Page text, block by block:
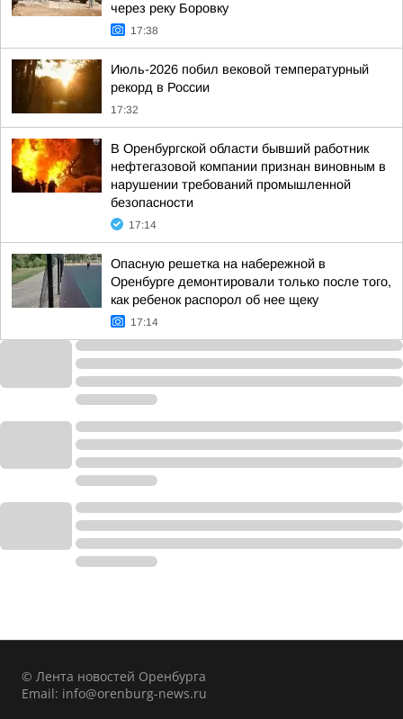
через реку Боровку
17:38
Июль-2026 побил вековой температурный
рекорд в России
17:32
В Оренбургской области бывший работник
нефтегазовой компании признан виновным в
нарушении требований промышленной
безопасности
17:14
Опасную решетка на набережной в
Оренбурге демонтировали только после того,
как ребенок распорол об нее щеку
17:14
© Лента новостей Оренбурга
Email: info@orenburg-news.ru